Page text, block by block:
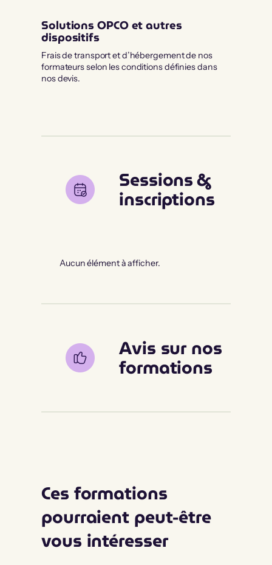
Solutions OPCO et autres
dispositifs
Frais de transport et d’hébergement de nos
formateurs selon les conditions définies dans
nos devis.
Sessions &
inscriptions
Aucun élément à afficher.
Avis sur nos
formations
Ces formations
pourraient peut-être
vous intéresser